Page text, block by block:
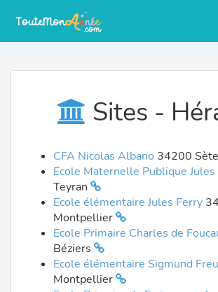
Sites -
CFA Nicolas Albano 34200 Sète
Ecole Maternelle Publique
Teyran
Ecole élémentaire Jules Ferry
Montpellier
Ecole Primaire Charles de
Béziers
Ecole élémentaire Sigmund
Montpellier